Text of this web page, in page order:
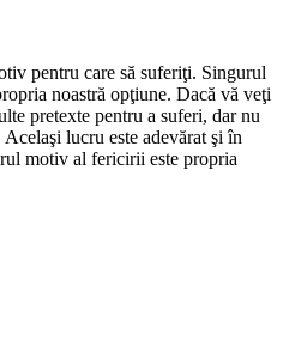
pentru care să suferiţi. Singurul
noastră opţiune. Dacă vă veţi
pretexte pentru a suferi, dar nu
lucru este adevărat şi în
motiv al fericirii este propria